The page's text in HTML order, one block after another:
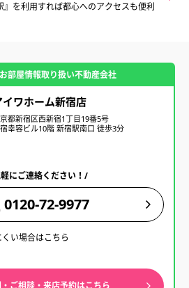
』を利用すれば都心へのアクセスも便利
部屋情報取り扱い不動産会社
イワホーム新宿店
都新宿区西新宿1丁目19番5号
幸容ビル10階 新宿駅南口 徒歩3分
にご連絡ください！/
0120-72-9977
い場合はこちら
ご相談・来店予約はこちら